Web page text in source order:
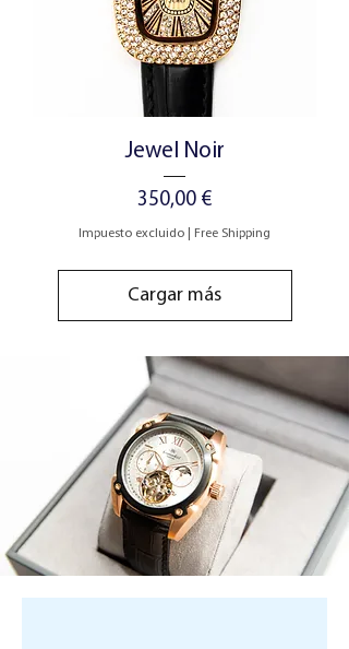
Jewel Noir
Precio
350,00 €
Impuesto excluido Free Shipping
Cargar más